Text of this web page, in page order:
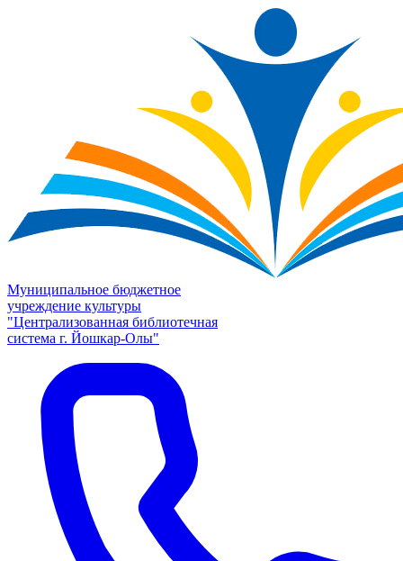
Муниципальное бюджетное
учреждение культуры
"Централизованная библиотечная
система г. Йошкар-Олы"